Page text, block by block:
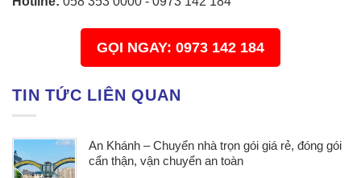
GỌI NGAY: 0973 142 184
TIN TỨC LIÊN QUAN
An Khánh – Chuyển nhà trọn gói giá rẻ, đóng gói
cẩn thận, vận chuyển an toàn